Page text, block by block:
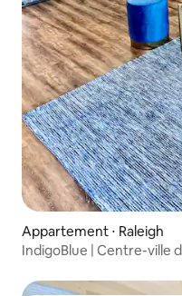
Appartement ⋅ Raleigh
IndigoBlue | Centre-ville